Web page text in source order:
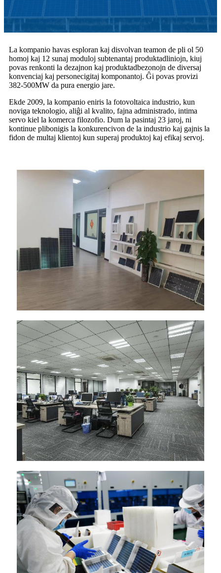
La kompanio havas esploran kaj disvolvan teamon de pli ol 50
homoj kaj 12 sunaj moduloj subtenantaj produktadliniojn, kiuj
povas renkonti la dezajnon kaj produktadbezonojn de diversaj
konvenciaj kaj personecigitaj komponantoj. Ĝi povas provizi
382-500MW da pura energio jare.
Ekde 2009, la kompanio eniris la fotovoltaica industrio, kun
noviga teknologio, aliĝi al kvalito, fajna administrado, intima
servo kiel la komerca filozofio. Dum la pasintaj 23 jaroj, ni
kontinue plibonigis la konkurencivon de la industrio kaj gajnis la
fidon de multaj klientoj kun superaj produktoj kaj efikaj servoj.